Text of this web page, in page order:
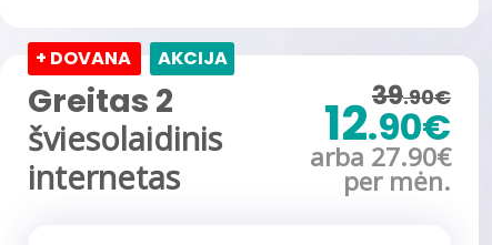
+ DOVANA AKCIJA
Greitas 2
šviesolaidinis
internetas
39.90€
12.90€
arba 27.90€
per mėn.